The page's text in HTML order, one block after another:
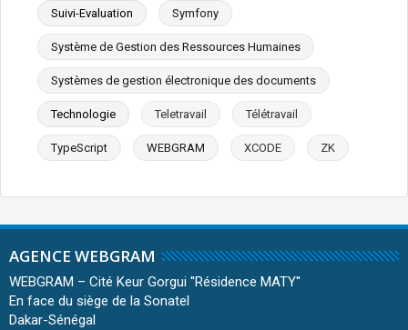
Suivi-Evaluation Symfony
Système de Gestion des Ressources Humaines
Systèmes de gestion électronique des documents
Technologie Teletravail Télétravail
TypeScript WEBGRAM XCODE ZK
AGENCE WEBGRAM
WEBGRAM – Cité Keur Gorgui ''Résidence MATY''
En face du siège de la Sonatel
Dakar-Sénégal